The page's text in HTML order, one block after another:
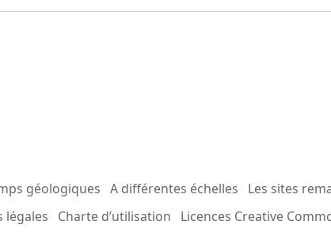
géologiques A différentes échelles
Les sites
légales Charte d’utilisation
Licences Creative